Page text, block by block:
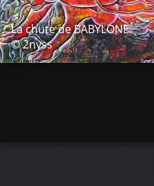
La chute de BABYLONE
© 2nyss